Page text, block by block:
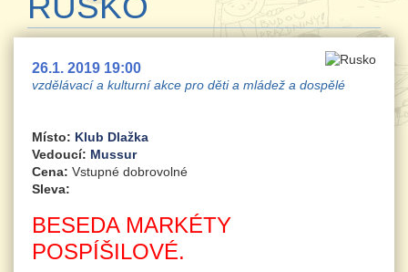
26.1. 2019 19:00
vzdělávací a kulturní akce pro děti a mládež a dospělé
Místo: Klub Dlažka
Vedoucí: Mussur
Cena: Vstupné dobrovolné
Sleva:
BESEDA MARKÉTY
POSPÍŠILOVÉ.